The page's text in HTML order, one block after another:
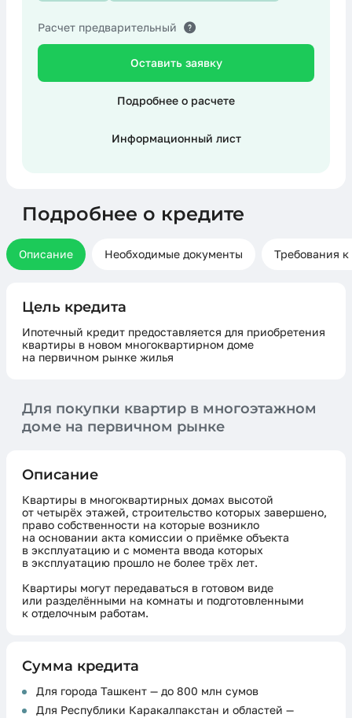
Расчет предварительный
Оставить заявку
Подробнее о расчете
Информационный лист
Подробнее о кредите
Описание Необходимые документы Требования
Цель кредита
Ипотечный кредит предоставляется для приобретения
квартиры в новом многоквартирном доме
на первичном рынке жилья
Для покупки квартир в многоэтажном
доме на первичном рынке
Описание
Квартиры в многоквартирных домах высотой
от четырёх этажей, строительство которых завершено,
право собственности на которые возникло
на основании акта комиссии о приёмке объекта
в эксплуатацию и с момента ввода которых
в эксплуатацию прошло не более трёх лет.
Квартиры могут передаваться в готовом виде
или разделёнными на комнаты и подготовленными
к отделочным работам.
Сумма кредита
Для города Ташкент — до 800 млн сумов
Для Республики Каракалпакстан и областей —